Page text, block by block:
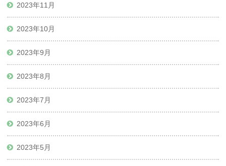
2023年11月
2023年10月
2023年9月
2023年8月
2023年7月
2023年6月
2023年5月